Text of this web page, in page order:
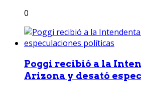
0
Poggi recibió a la
Arizona y desató